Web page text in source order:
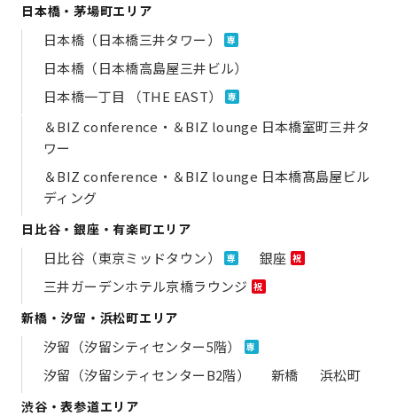
日本橋・茅場町エリア
日本橋（日本橋三井タワー） 専
日本橋（日本橋高島屋三井ビル）
日本橋一丁目 （THE EAST）
専
＆BIZ conference・＆BIZ lounge 日本橋室町三井タ
ワー
＆BIZ conference・＆BIZ lounge 日本橋髙島屋ビル
ディング
日比谷・銀座・有楽町エリア
日比谷（東京ミッドタウン） 専 銀座 祝
三井ガーデンホテル京橋ラウンジ 祝
新橋・汐留・浜松町エリア
汐留（汐留シティセンター5階） 専
汐留（汐留シティセンターB2階） 新橋 浜松町
渋谷・表参道エリア